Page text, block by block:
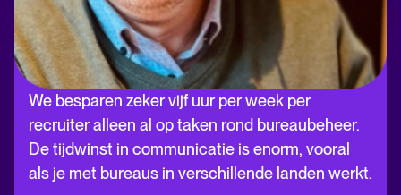
We besparen zeker vijf uur per week per
recruiter alleen al op taken rond bureaubeheer.
De tijdwinst in communicatie is enorm, vooral
als je met bureaus in verschillende landen werkt.